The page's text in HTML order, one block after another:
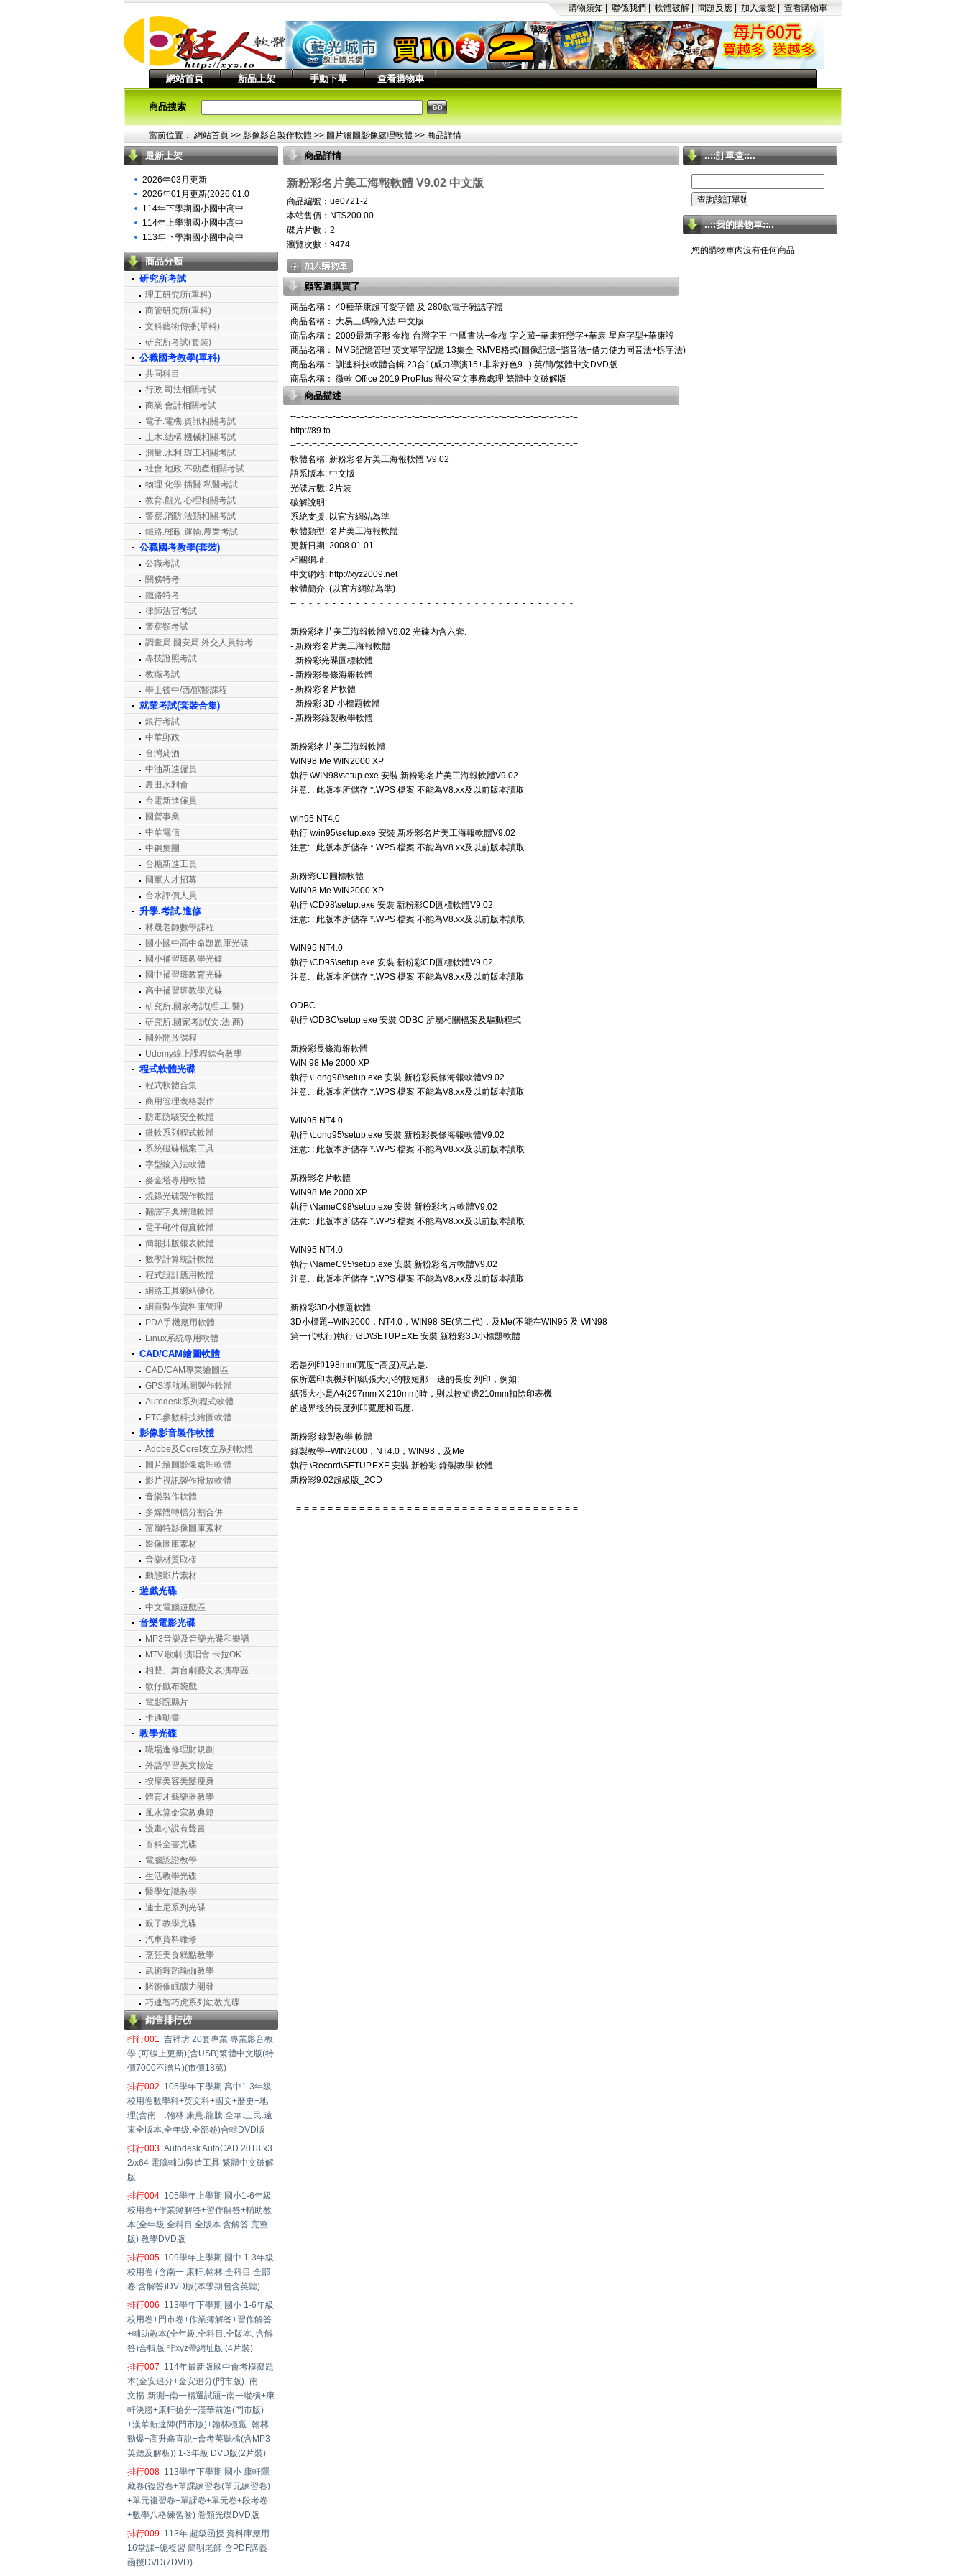
購物須知 聯係我們 軟體破解 問題反應 加入最愛 查看購物車
網站首頁 新品上架 手動下單 查看購物車
商品搜索
當前位置： 網站首頁 >> 影像影音製作軟體 >> 圖片繪圖影像處理軟體 >> 商品詳情
最新上架
2026年03月更新
2026年01月更新(2026.01.0
114年下學期國小國中高中
114年上學期國小國中高中
113年下學期國小國中高中
商品分類
研究所考試
理工研究所(單科)
商管研究所(單科)
文科藝術傳播(單科)
研究所考試(套裝)
公職國考教學(單科)
共同科目
行政.司法相關考試
商業.會計相關考試
電子.電機.資訊相關考試
土木.結構.機械相關考試
測量.水利.環工相關考試
社會.地政.不動產相關考試
物理.化學.插醫.私醫考試
教育.觀光.心理相關考試
警察,消防,法類相關考試
鐵路.郵政.運輸.農業考試
公職國考教學(套裝)
公職考試
關務特考
鐵路特考
律師法官考試
警察類考試
調查局.國安局.外交人員特考
專技證照考試
教職考試
學士後中/西/獸醫課程
就業考試(套裝合集)
銀行考試
中華郵政
台灣菸酒
中油新進僱員
農田水利會
台電新進僱員
國營事業
中華電信
中鋼集團
台糖新進工員
國軍人才招募
台水評價人員
升學.考試.進修
林晟老師數學課程
國小國中高中命題題庫光碟
國小補習班教學光碟
國中補習班教育光碟
高中補習班教學光碟
研究所.國家考試(理.工.醫)
研究所.國家考試(文.法.商)
國外開放課程
Udemy線上課程綜合教學
程式軟體光碟
程式軟體合集
商用管理表格製作
防毒防駭安全軟體
微軟系列程式軟體
系統磁碟檔案工具
字型輸入法軟體
麥金塔專用軟體
燒錄光碟製作軟體
翻譯字典辨識軟體
電子郵件傳真軟體
簡報排版報表軟體
數學計算統計軟體
程式設計應用軟體
網路工具網站優化
網頁製作資料庫管理
PDA手機應用軟體
Linux系統專用軟體
CAD/CAM繪圖軟體
CAD/CAM專業繪圖區
GPS導航地圖製作軟體
Autodesk系列程式軟體
PTC參數科技繪圖軟體
影像影音製作軟體
Adobe及Corel友立系列軟體
圖片繪圖影像處理軟體
影片視訊製作撥放軟體
音樂製作軟體
多媒體轉檔分割合併
富爾特影像圖庫素材
影像圖庫素材
音樂材質取樣
動態影片素材
遊戲光碟
中文電腦遊戲區
音樂電影光碟
MP3音樂及音樂光碟和樂譜
MTV.歌劇.演唱會.卡拉OK
相聲、舞台劇藝文表演專區
歌仔戲布袋戲
電影院縣片
卡通動畫
教學光碟
職場進修理財規劃
外語學習英文檢定
按摩美容美髮瘦身
體育才藝樂器教學
風水算命宗教典籍
漫畫小說有聲書
百科全書光碟
電腦認證教學
生活教學光碟
醫學知識教學
迪士尼系列光碟
親子教學光碟
汽車資料維修
烹飪美食糕點教學
武術舞蹈瑜伽教學
賭術催眠腦力開發
巧連智巧虎系列幼教光碟
銷售排行榜
排行001 吉祥坊 20套專業 專業影音教
學 (可線上更新)(含USB)繁體中文版(特
價7000不贈片)(市價18萬)
排行002 105學年下學期 高中1-3年級
校用卷數學科+英文科+國文+歷史+地
理(含南一.翰林.康熹.龍騰.全華.三民.遠
東全版本.全年级.全部卷)合輯DVD版
排行003 Autodesk AutoCAD 2018 x3
2/x64 電腦輔助製造工具 繁體中文破解
版
排行004 105學年上學期 國小1-6年級
校用卷+作業簿解答+習作解答+輔助教
本(全年級.全科目.全版本.含解答.完整
版) 教學DVD版
排行005 109學年上學期 國中 1-3年級
校用卷 (含南一.康軒.翰林.全科目.全部
卷.含解答)DVD版(本學期包含英聽)
排行006 113學年下學期 國小 1-6年級
校用卷+門市卷+作業簿解答+習作解答
+輔助教本(全年級.全科目.全版本. 含解
答)合輯版 非xyz帶網址版 (4片裝)
排行007 114年最新版國中會考模擬題
本(金安追分+金安追分(門市版)+南一
文揚-新測+南一精選試題+南一縱橫+康
軒決勝+康軒搶分+漢華前進(門市版)
+漢華新達陣(門市版)+翰林穩贏+翰林
勁爆+高升鑫直說+會考英聽檔(含MP3
英聽及解析)) 1-3年級 DVD版(2片裝)
排行008 113學年下學期 國小 康軒隱
藏卷(複習卷+單課練習卷(單元練習卷)
+單元複習卷+單課卷+單元卷+段考卷
+數學八格練習卷) 卷類光碟DVD版
排行009 113年 超級函授 資料庫應用
16堂課+總複習 簡明老師 含PDF講義
函授DVD(7DVD)
商品詳情
新粉彩名片美工海報軟體 V9.02 中文版
商品編號：ue0721-2
本站售價：NT$200.00
碟片片數：2
瀏覽次數： 9474
顧客還購買了
商品名稱： 40種華康超可愛字體 及 280款電子雜誌字體
商品名稱： 大易三碼輸入法 中文版
商品名稱： 2009最新字形 金梅-台灣字王-中國書法+金梅-字之藏+華康狂戀字+華康-星座字型+華康設
商品名稱：
MMS記憶管理 英文單字記憶 13集全 RMVB格式(圖像記憶+諧音法+借力使力同音法+拆字法)
商品名稱： 訓連科技軟體合輯 23合1(威力導演15+非常好色9...) 英/簡/繁體中文DVD版
商品名稱： 微軟 Office 2019 ProPlus 辦公室文事務處理 繁體中文破解版
商品描述
--=-=-=-=-=-=-=-=-=-=-=-=-=-=-=-=-=-=-=-=-=-=-=-=-=-=-=-=-=-=-=-=-=-=-=-=
http://89.to
--=-=-=-=-=-=-=-=-=-=-=-=-=-=-=-=-=-=-=-=-=-=-=-=-=-=-=-=-=-=-=-=-=-=-=-=
軟體名稱: 新粉彩名片美工海報軟體 V9.02
語系版本: 中文版
光碟片數: 2片裝
破解說明:
系統支援: 以官方網站為準
軟體類型: 名片美工海報軟體
更新日期: 2008.01.01
相關網址:
中文網站: http://xyz2009.net
軟體簡介: (以官方網站為準)
--=-=-=-=-=-=-=-=-=-=-=-=-=-=-=-=-=-=-=-=-=-=-=-=-=-=-=-=-=-=-=-=-=-=-=-=
新粉彩名片美工海報軟體 V9.02 光碟內含六套:
- 新粉彩名片美工海報軟體
- 新粉彩光碟圓標軟體
- 新粉彩長條海報軟體
- 新粉彩名片軟體
- 新粉彩 3D 小標題軟體
- 新粉彩錄製教學軟體
新粉彩名片美工海報軟體
WIN98 Me WIN2000 XP
執行 \WIN98\setup.exe 安裝 新粉彩名片美工海報軟體V9.02
注意: : 此版本所儲存 *.WPS 檔案 不能為V8.xx及以前版本讀取
win95 NT4.0
執行 \win95\setup.exe 安裝 新粉彩名片美工海報軟體V9.02
注意: : 此版本所儲存 *.WPS 檔案 不能為V8.xx及以前版本讀取
新粉彩CD圓標軟體
WIN98 Me WIN2000 XP
執行 \CD98\setup.exe 安裝 新粉彩CD圓標軟體V9.02
注意: : 此版本所儲存 *.WPS 檔案 不能為V8.xx及以前版本讀取
WIN95 NT4.0
執行 \CD95\setup.exe 安裝 新粉彩CD圓標軟體V9.02
注意: : 此版本所儲存 *.WPS 檔案 不能為V8.xx及以前版本讀取
ODBC --
執行 \ODBC\setup.exe 安裝 ODBC 所屬相關檔案及驅動程式
新粉彩長條海報軟體
WIN 98 Me 2000 XP
執行 \Long98\setup.exe 安裝 新粉彩長條海報軟體V9.02
注意: : 此版本所儲存 *.WPS 檔案 不能為V8.xx及以前版本讀取
WIN95 NT4.0
執行 \Long95\setup.exe 安裝 新粉彩長條海報軟體V9.02
注意: : 此版本所儲存 *.WPS 檔案 不能為V8.xx及以前版本讀取
新粉彩名片軟體
WIN98 Me 2000 XP
執行 \NameC98\setup.exe 安裝 新粉彩名片軟體V9.02
注意: : 此版本所儲存 *.WPS 檔案 不能為V8.xx及以前版本讀取
WIN95 NT4.0
執行 \NameC95\setup.exe 安裝 新粉彩名片軟體V9.02
注意: : 此版本所儲存 *.WPS 檔案 不能為V8.xx及以前版本讀取
新粉彩3D小標題軟體
3D小標題--WIN2000，NT4.0，WIN98 SE(第二代)，及Me(不能在WIN95 及 WIN98
第一代執行)執行 \3D\SETUP.EXE 安裝 新粉彩3D小標題軟體
若是列印198mm(寬度=高度)意思是:
依所選印表機列印紙張大小的較短那一邊的長度 列印，例如:
紙張大小是A4(297mm X 210mm)時，則以較短邊210mm扣除印表機
的邊界後的長度列印寬度和高度.
新粉彩 錄製教學 軟體
錄製教學--WIN2000，NT4.0，WIN98，及Me
執行 \Record\SETUP.EXE 安裝 新粉彩 錄製教學 軟體
新粉彩9.02超級版_2CD
--=-=-=-=-=-=-=-=-=-=-=-=-=-=-=-=-=-=-=-=-=-=-=-=-=-=-=-=-=-=-=-=-=-=-=-=
..::訂單查::..
..::我的購物車::..
您的購物車内沒有任何商品